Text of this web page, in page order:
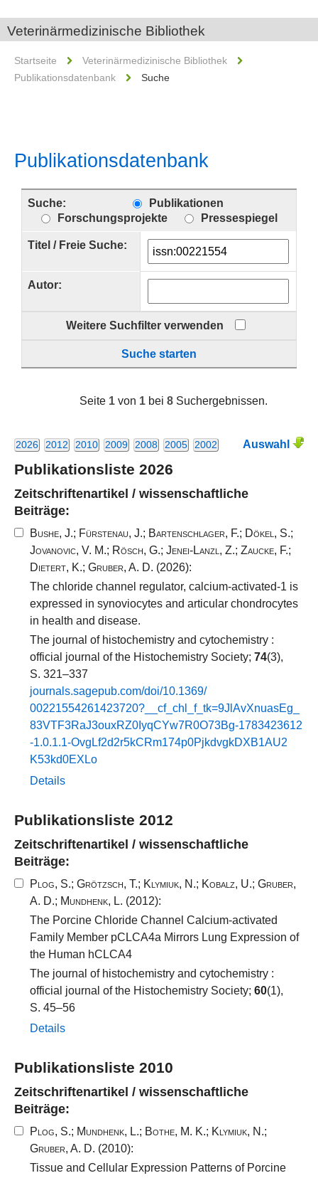
Veterinärmedizinische Bibliothek
Startseite
Veterinärmedizinische Bibliothek
Publikationsdatenbank
Suche
Publikationsdatenbank
Suche:
Publikationen
Forschungsprojekte
Pressespiegel
Titel / Freie Suche:
Autor:
Weitere Suchfilter verwenden
Suche starten
Seite 1von 1bei 8Suchergebnissen.
Auswahl
2026 2012 2010 2009 2008 2005 2002
Publikationsliste 2026
Zeitschriftenartikel / wissenschaftliche
Beiträge:
Bushe, J.; Fürstenau, J.; Bartenschlager, F.; Dökel, S.;
Jovanovic, V. M.; Rösch, G.; Jenei-Lanzl, Z.; Zaucke, F.;
Dietert, K.; Gruber, A. D. (2026):
The chloride channel regulator, calcium-activated-1 is
expressed in synoviocytes and articular chondrocytes
in health and disease.
The journal of histochemistry and cytochemistry :
official journal of the Histochemistry Society; 74(3),
S. 321–337
journals.​sagepub.​com/​doi/​10​.​1369​/​
00221554261423720​?__​cf_​chl_​f_​tk=9​JlAvXnuasEg_​
83​VTF3​RaJ3​ouxRZ0​IyqCYw7​R0​O73​Bg-​1783423612​
-​1​.​0​.​1​.​1​-​OvgLf2​d2​r5​kCRm174​p0​PjkdvgkDXB1​AU2​
K53​kd0​EXLo
Details
Publikationsliste 2012
Zeitschriftenartikel / wissenschaftliche
Beiträge:
Plog, S.; Grötzsch, T.; Klymiuk, N.; Kobalz, U.; Gruber,
A. D.; Mundhenk, L. (2012):
The Porcine Chloride Channel Calcium-activated
Family Member pCLCA4a Mirrors Lung Expression of
the Human hCLCA4
The journal of histochemistry and cytochemistry :
official journal of the Histochemistry Society; 60(1),
S. 45–56
Details
Publikationsliste 2010
Zeitschriftenartikel / wissenschaftliche
Beiträge:
Plog, S.; Mundhenk, L.; Bothe, M. K.; Klymiuk, N.;
Gruber, A. D. (2010):
Tissue and Cellular Expression Patterns of Porcine